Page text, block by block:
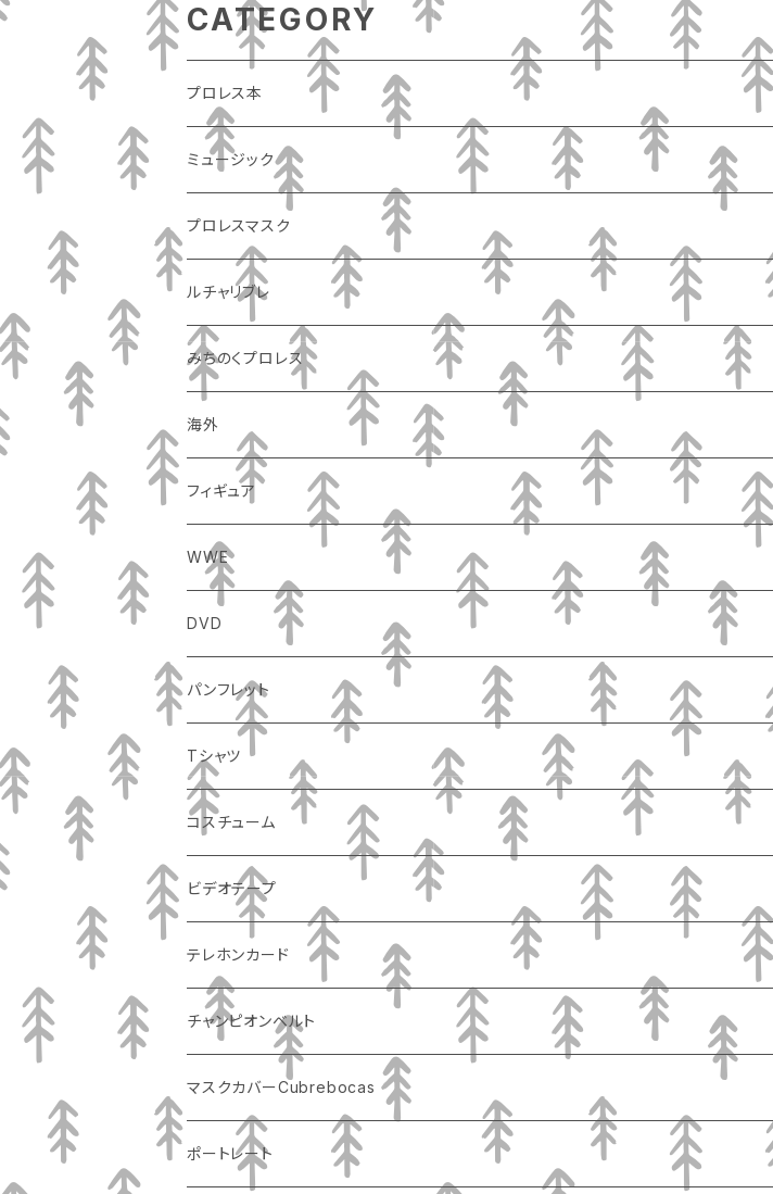
CATEGORY
プロレス本
ミュージック
プロレスマスク
ルチャリブレ
みちのくプロレス
海外
フィギュア
WWE
DVD
パンフレット
Tシャツ
コスチューム
ビデオテープ
テレホンカード
チャンピオンベルト
マスクカバーCubrebocas
ポートレート